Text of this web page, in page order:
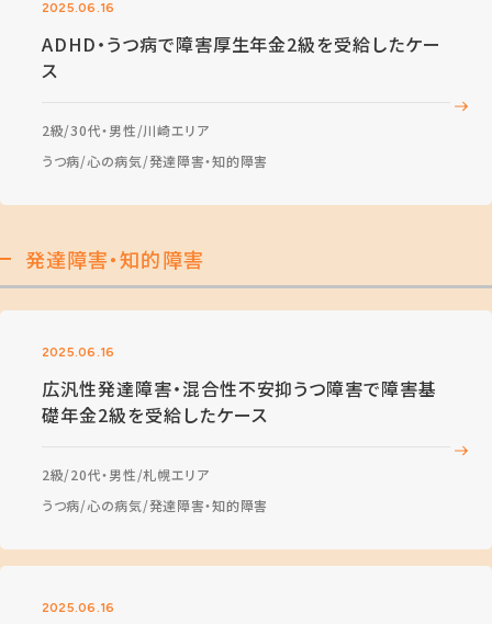
2025.06.16
ADHD・うつ病で障害厚生年金2級を受給したケー
ス
2級 30代・男性 川崎エリア
うつ病 心の病気 発達障害・知的障害
発達障害・知的障害
2025.06.16
広汎性発達障害・混合性不安抑うつ障害で障害基
礎年金2級を受給したケース
2級 20代・男性 札幌エリア
うつ病 心の病気 発達障害・知的障害
2025.06.16